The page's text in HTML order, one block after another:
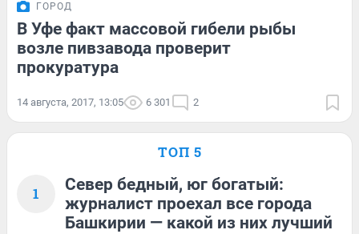
ГОРОД
В Уфе факт массовой гибели рыбы
возле пивзавода проверит
прокуратура
14 августа, 2017, 13:05 6 301 2
ТОП 5
1
Север бедный, юг богатый:
журналист проехал все города
Башкирии — какой из них лучший